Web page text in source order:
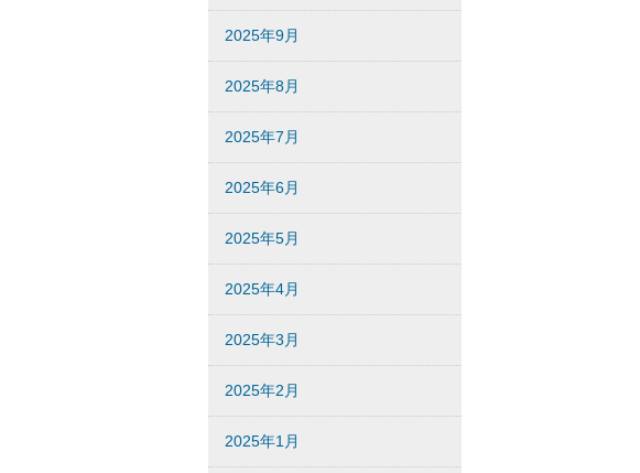
2025年9月
2025年8月
2025年7月
2025年6月
2025年5月
2025年4月
2025年3月
2025年2月
2025年1月